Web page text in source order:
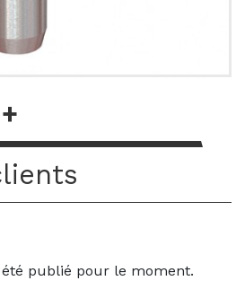
publié pour le moment.